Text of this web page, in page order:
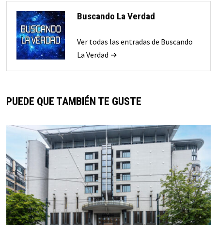
Buscando La Verdad
Ver todas las entradas de Buscando
La Verdad →
PUEDE QUE TAMBIÉN TE GUSTE